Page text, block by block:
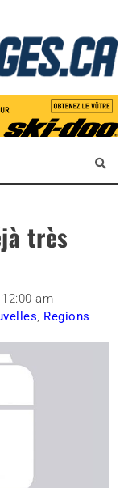
très
12:00 am
, Regions